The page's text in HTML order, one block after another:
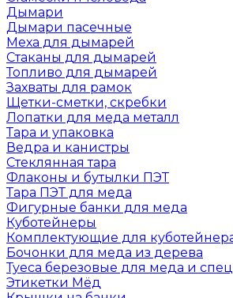
Дымари
Дымари пасечные
Меха для дымарей
Стаканы для дымарей
Топливо для дымарей
Захваты для рамок
Щетки-сметки, скребки
Лопатки для меда металл
Тара и упаковка
Ведра и канистры
Стеклянная тара
Флаконы и бутылки ПЭТ
Тара ПЭТ для меда
Фигурные банки для меда
Куботейнеры
Комплектующие для
Бочонки для меда из дерева
Туеса березовые для меда и
Этикетки Мёд